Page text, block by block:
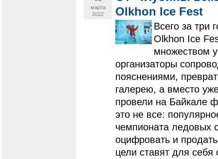
марта
2022
Olkhon Ice Fest
Всего за три
Olkhon Ice
множеством
организаторы
пояснениями,
галерею, а вместо
провели на Байкале
это не все:
чемпионата ледовых
оцифровать и
цели ставят для